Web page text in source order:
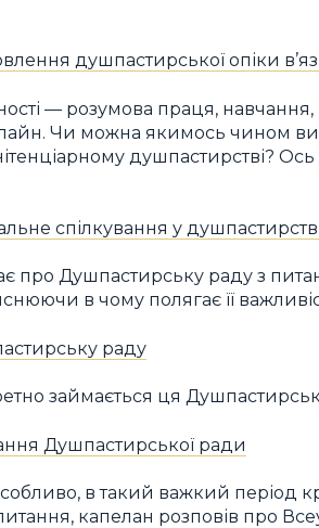
душпастирської опіки
— розумова праця, навчання,
Чи можна якимось чином
душпастирстві?
спілкування у
про Душпастирську раду з
в чому полягає її
раду
займається ця
Душпастирської ради
в такий важкий період
капелан розповів про